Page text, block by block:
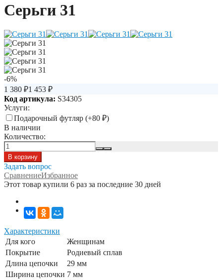
Серьги 31
-6%
1 380 ₽1 453 ₽
Код артикула: S34305
Услуги:
Подарочный футляр (+80 ₽)
В наличии
Количество:
Задать вопрос
СравнениеИзбранное
Этот товар купили 6 раз за последние 30 дней
Характеристики
Для кого
Женщинам
Покрытие
Родиевый сплав
Длина цепочки
29 мм
Ширина цепочки 7 мм